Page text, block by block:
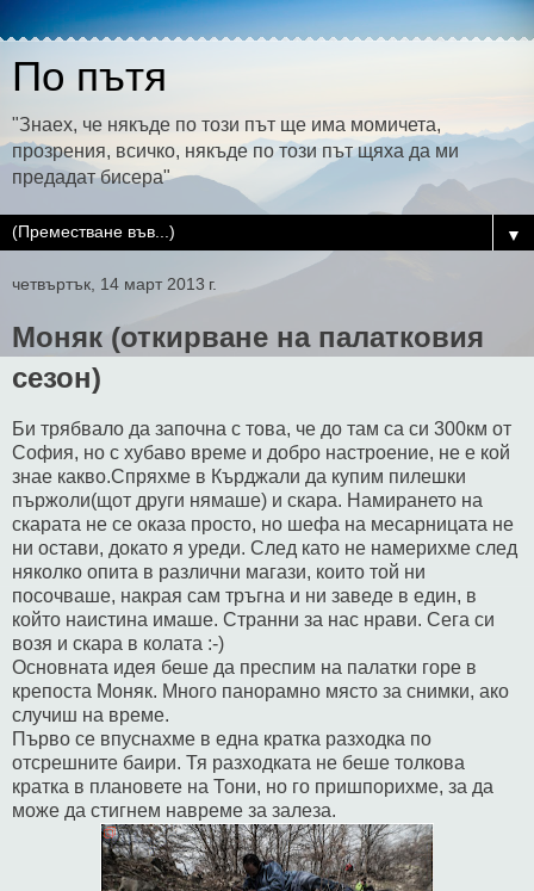
По пътя
"Знаех, че някъде по този път ще има момичета,
прозрения, всичко, някъде по този път щяха да ми
предадат бисера"
▼
четвъртък, 14 март 2013 г.
Моняк (откирване на палатковия
сезон)
Би трябвало да започна с това, че до там са си 300км от
София, но с хубаво време и добро настроение, не е кой
знае какво.Спряхме в Кърджали да купим пилешки
пържоли(щот други нямаше) и скара. Намирането на
скарата не се оказа просто, но шефа на месарницата не
ни остави, докато я уреди. След като не намерихме след
няколко опита в различни магази, които той ни
посочваше, накрая сам тръгна и ни заведе в един, в
който наистина имаше. Странни за нас нрави. Сега си
возя и скара в колата :-)
Основната идея беше да преспим на палатки горе в
крепоста Моняк. Много панорамно място за снимки, ако
случиш на време.
Първо се впуснахме в една кратка разходка по
отсрешните баири. Тя разходката не беше толкова
кратка в плановете на Тони, но го пришпорихме, за да
може да стигнем навреме за залеза.